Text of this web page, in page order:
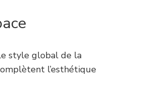
style global de la
l’esthétique